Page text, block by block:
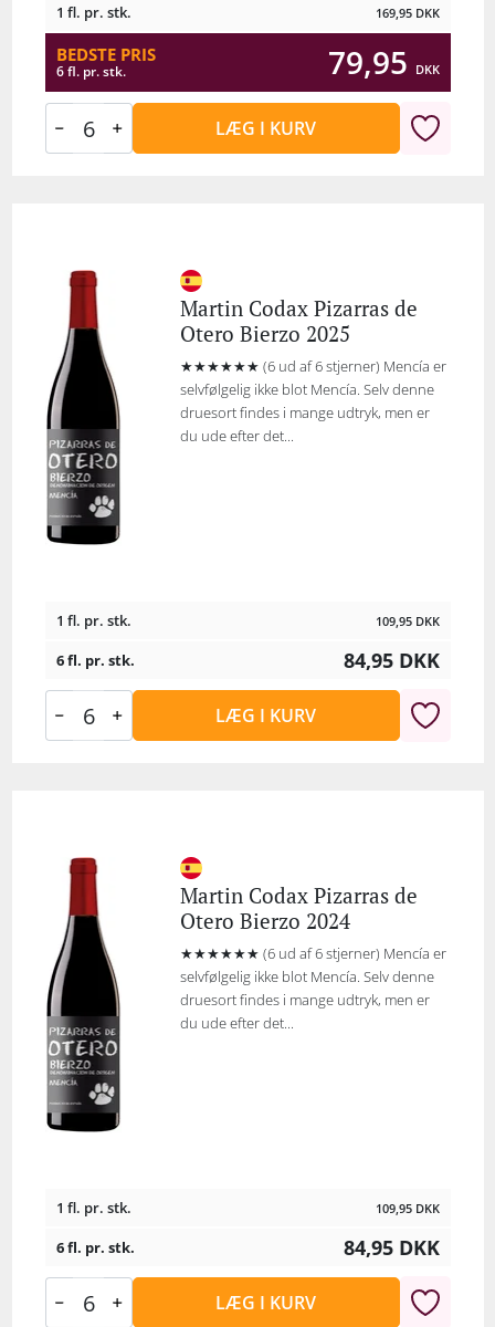
1 fl. pr. stk. 169,95 DKK
BEDSTE PRIS
6 fl. pr. stk. 79,95 DKK
LÆG I KURV
Martin Codax Pizarras de
Otero Bierzo 2025
★★★★★★ (6 ud af 6 stjerner) Mencía er
selvfølgelig ikke blot Mencía. Selv denne
druesort findes i mange udtryk, men er
du ude efter det...
1 fl. pr. stk. 109,95 DKK
6 fl. pr. stk. 84,95 DKK
LÆG I KURV
Martin Codax Pizarras de
Otero Bierzo 2024
★★★★★★ (6 ud af 6 stjerner) Mencía er
selvfølgelig ikke blot Mencía. Selv denne
druesort findes i mange udtryk, men er
du ude efter det...
1 fl. pr. stk. 109,95 DKK
6 fl. pr. stk. 84,95 DKK
LÆG I KURV